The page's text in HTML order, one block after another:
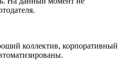
коллектив, корпоративный